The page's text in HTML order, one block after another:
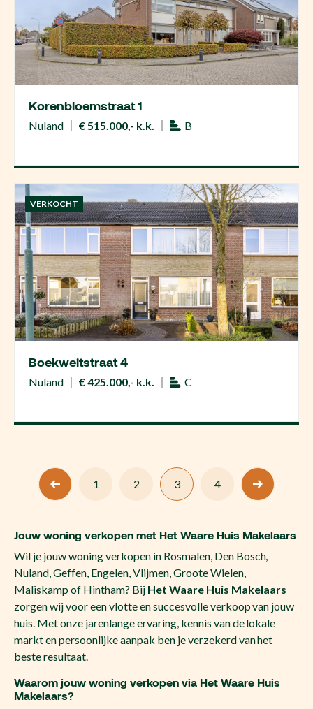
Korenbloemstraat 1
Nuland € 515.000,- k.k. B
VERKOCHT
Boekweitstraat 4
Nuland € 425.000,- k.k. C
1 2 3 4
Jouw woning verkopen met Het Waare Huis Makelaars
Wil je jouw woning verkopen in Rosmalen, Den Bosch,
Nuland, Geffen, Engelen, Vlijmen, Groote Wielen,
Maliskamp of Hintham? Bij Het Waare Huis Makelaars
zorgen wij voor een vlotte en succesvolle verkoop van jouw
huis. Met onze jarenlange ervaring, kennis van de lokale
markt en persoonlijke aanpak ben je verzekerd van het
beste resultaat.
Waarom jouw woning verkopen via Het Waare Huis
Makelaars?